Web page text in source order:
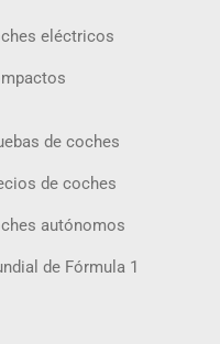
eléctricos
de coches
de coches
autónomos
de Fórmula 1